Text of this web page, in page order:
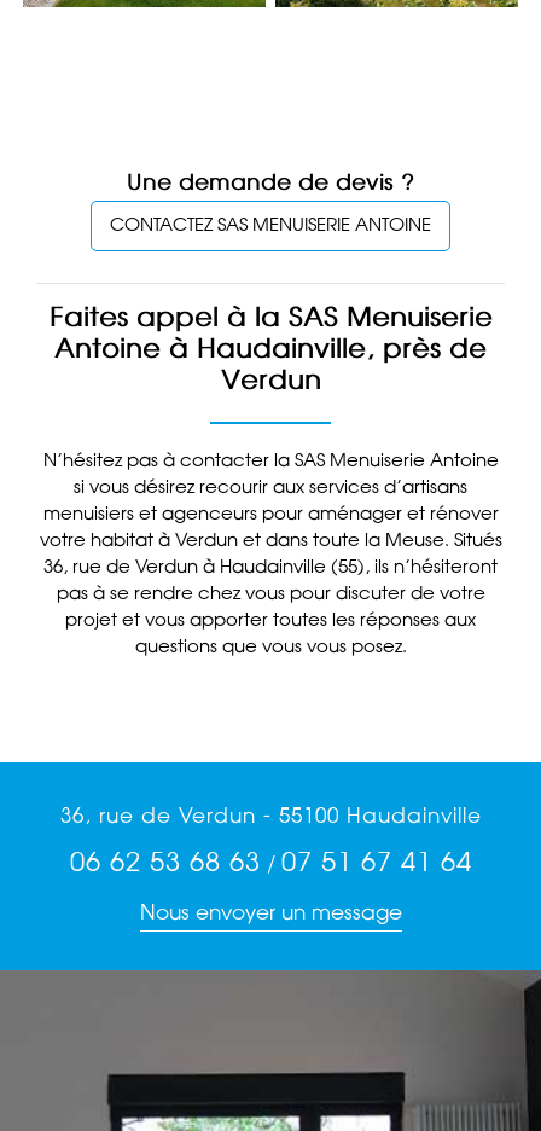
Une demande de devis ?
CONTACTEZ SAS MENUISERIE ANTOINE
Faites appel à la SAS Menuiserie
Antoine à Haudainville, près de
Verdun
N’hésitez pas à contacter la SAS Menuiserie Antoine
si vous désirez recourir aux services d’artisans
menuisiers et agenceurs pour aménager et rénover
votre habitat à Verdun et dans toute la Meuse. Situés
36, rue de Verdun à Haudainville (55), ils n’hésiteront
pas à se rendre chez vous pour discuter de votre
projet et vous apporter toutes les réponses aux
questions que vous vous posez.
36, rue de Verdun - 55100 Haudainville
06 62 53 68 63 / 07 51 67 41 64
Nous envoyer un message